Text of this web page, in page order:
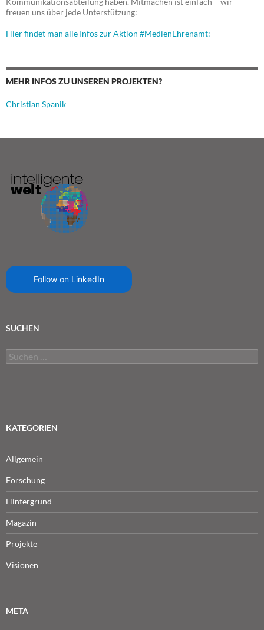
freuen uns über jede Unterstützung:
Hier findet man alle Infos zur Aktion #MedienEhrenamt:
MEHR INFOS ZU UNSEREN PROJEKTEN?
Christian Spanik
Follow on LinkedIn
SUCHEN
Suchen
nach:
KATEGORIEN
Allgemein
Forschung
Hintergrund
Magazin
Projekte
Visionen
META